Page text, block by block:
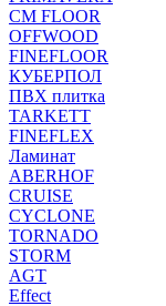
CM FLOOR
OFFWOOD
FINEFLOOR
КУБЕРПОЛ
ПВХ плитка
TARKETT
FINEFLEX
Ламинат
ABERHOF
CRUISE
CYCLONE
TORNADO
STORM
AGT
Effect